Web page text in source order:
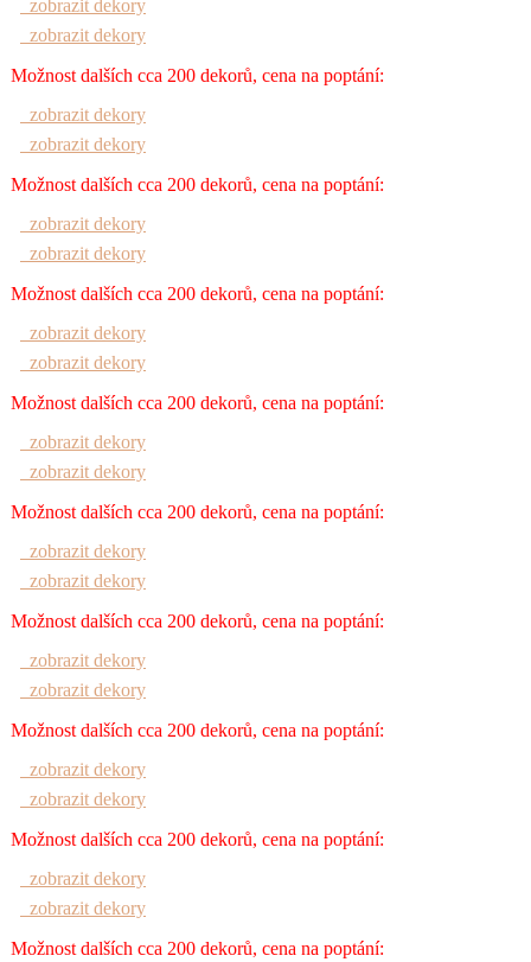
zobrazit dekory
zobrazit dekory
Možnost dalších cca 200 dekorů, cena na poptání:
zobrazit dekory
zobrazit dekory
Možnost dalších cca 200 dekorů, cena na poptání:
zobrazit dekory
zobrazit dekory
Možnost dalších cca 200 dekorů, cena na poptání:
zobrazit dekory
zobrazit dekory
Možnost dalších cca 200 dekorů, cena na poptání:
zobrazit dekory
zobrazit dekory
Možnost dalších cca 200 dekorů, cena na poptání:
zobrazit dekory
zobrazit dekory
Možnost dalších cca 200 dekorů, cena na poptání:
zobrazit dekory
zobrazit dekory
Možnost dalších cca 200 dekorů, cena na poptání:
zobrazit dekory
zobrazit dekory
Možnost dalších cca 200 dekorů, cena na poptání:
zobrazit dekory
zobrazit dekory
Možnost dalších cca 200 dekorů, cena na poptání: